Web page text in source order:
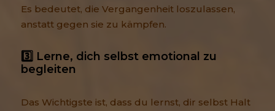
Es bedeutet, die Vergangenheit loszulassen,
anstatt gegen sie zu kämpfen.
3️⃣ Lerne, dich selbst emotional zu
begleiten
Das Wichtigste ist, dass du lernst, dir selbst Halt